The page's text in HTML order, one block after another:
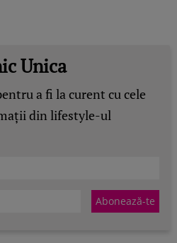
Unica
a fi la curent cu cele
din lifestyle-ul